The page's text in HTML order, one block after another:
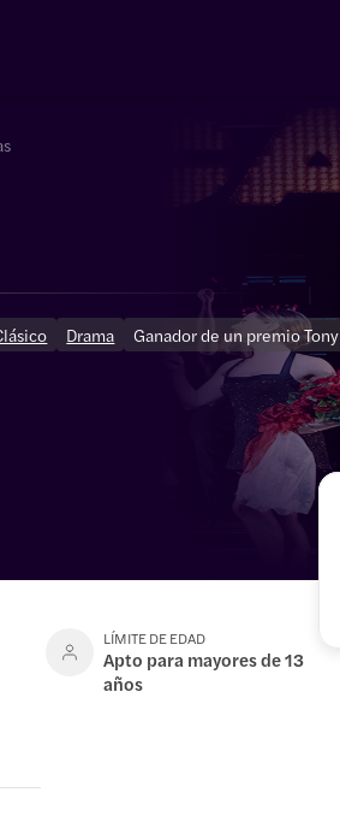
Drama Ganador de un premio Tony
LÍMITE DE EDAD
Apto para mayores de 13
años